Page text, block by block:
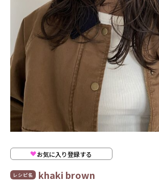
お気に入り登録する
レシピ名 khaki brown